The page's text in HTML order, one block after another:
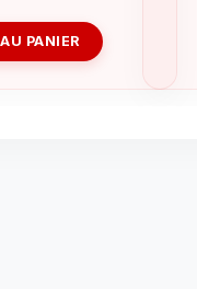
PANIER